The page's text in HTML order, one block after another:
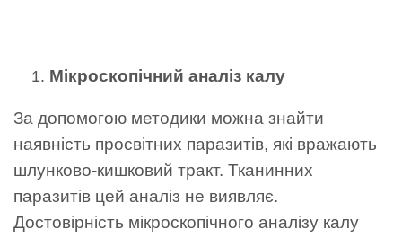
Мікроскопічний аналіз калу
За допомогою методики можна знайти
наявність просвітних паразитів, які вражають
шлунково-кишковий тракт. Тканинних
паразитів цей аналіз не виявляє.
Достовірність мікроскопічного аналізу калу